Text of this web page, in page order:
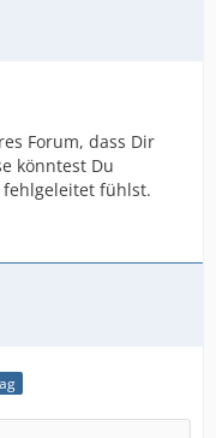
Forum, dass Dir
könntest Du
fühlst.